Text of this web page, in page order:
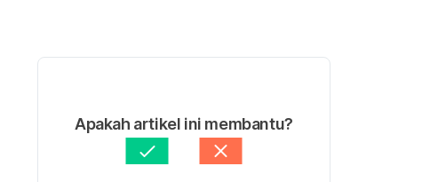
Apakah artikel ini membantu?